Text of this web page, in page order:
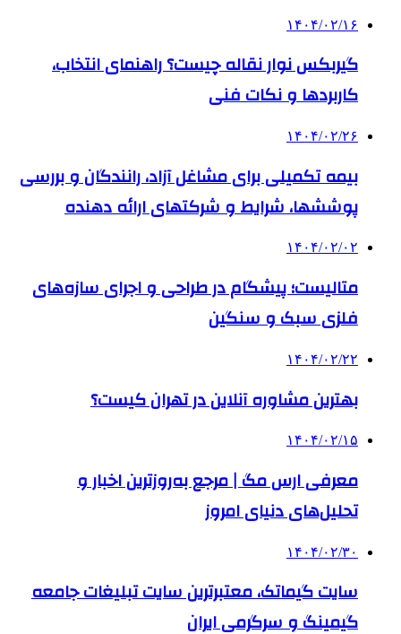
۱۴۰۴/۰۲/۱۶
گیربکس نوار نقاله چیست؟ راهنمای انتخاب،
کاربردها و نکات فنی
۱۴۰۴/۰۲/۲۶
بیمه تکمیلی برای مشاغل آزاد، رانندگان و بررسی
پوششها، شرایط و شرکتهای ارائه دهنده
۱۴۰۴/۰۲/۰۲
متالیست؛ پیشگام در طراحی و اجرای سازه‌های
فلزی سبک و سنگین
۱۴۰۴/۰۲/۲۲
بهترین مشاوره آنلاین در تهران کیست؟
۱۴۰۴/۰۲/۱۵
معرفی ارس مگ | مرجع به‌روزترین اخبار و
تحلیل‌های دنیای امروز
۱۴۰۴/۰۲/۳۰
سایت گیماتک، معتبرترین سایت تبلیغات جامعه
گیمینگ و سرگرمی ایران